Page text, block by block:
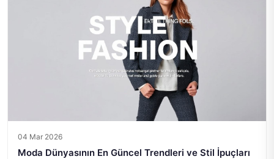
04 Mar 2026
Moda Dünyasının En Güncel Trendleri ve Stil İpuçları